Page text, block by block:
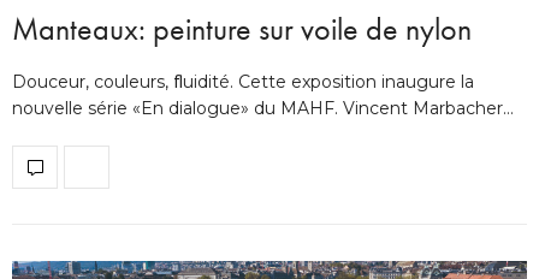
Manteaux: peinture sur voile de nylon
Douceur, couleurs, ﬂuidité. Cette exposition inaugure la
nouvelle série «En dialogue» du MAHF. Vincent Marbacher…